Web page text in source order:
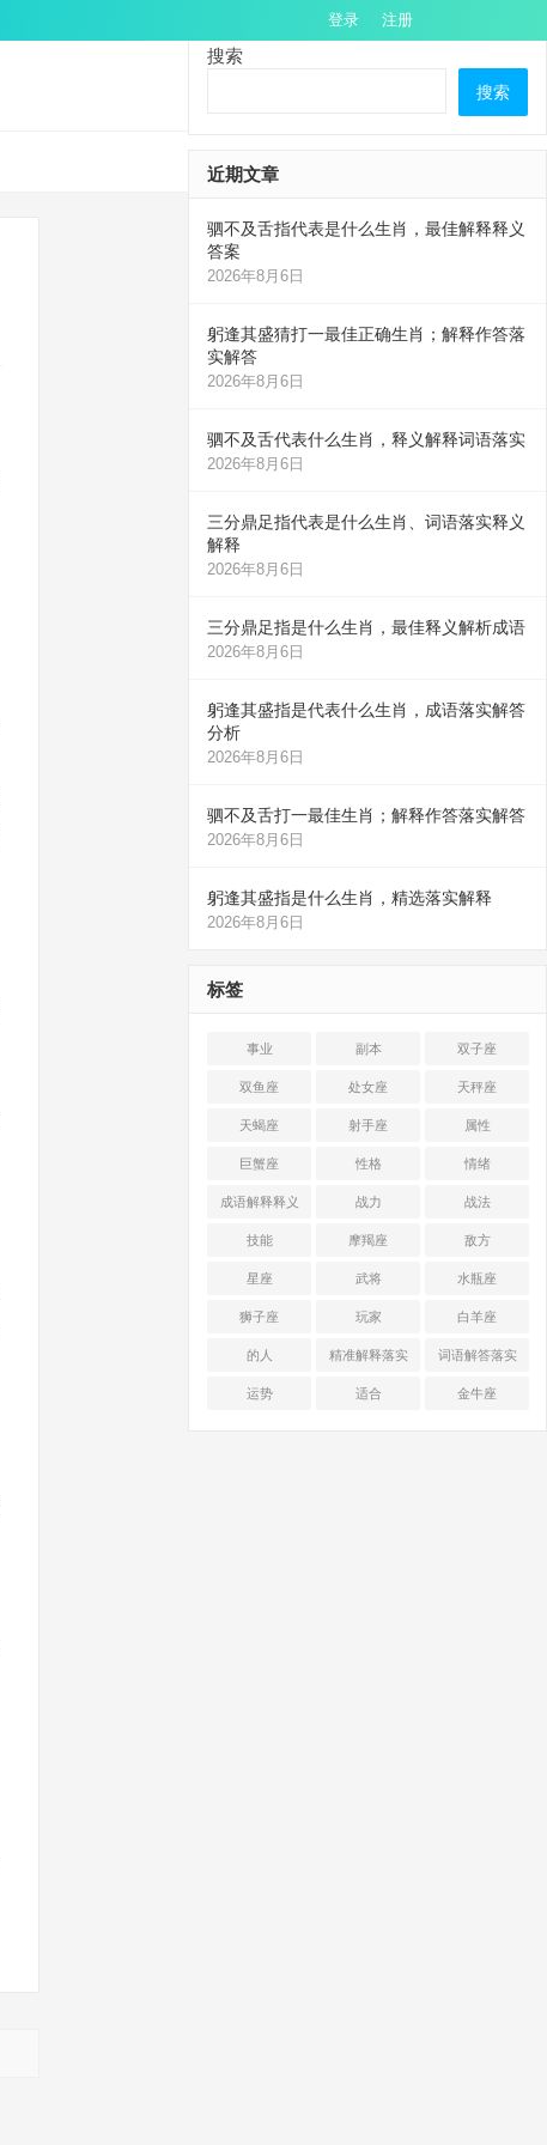
登录 注册
搜索
搜索
近期文章
驷不及舌指代表是什么生肖，最佳解释释义
答案
2026年8月6日
躬逢其盛猜打一最佳正确生肖；解释作答落
实解答
2026年8月6日
驷不及舌代表什么生肖，释义解释词语落实
2026年8月6日
三分鼎足指代表是什么生肖、词语落实释义
解释
2026年8月6日
三分鼎足指是什么生肖，最佳释义解析成语
2026年8月6日
躬逢其盛指是代表什么生肖，成语落实解答
分析
2026年8月6日
驷不及舌打一最佳生肖；解释作答落实解答
2026年8月6日
躬逢其盛指是什么生肖，精选落实解释
2026年8月6日
标签
事业 副本 双子座
双鱼座 处女座 天秤座
天蝎座 射手座 属性
巨蟹座 性格 情绪
成语解释释义 战力 战法
技能 摩羯座 敌方
星座 武将 水瓶座
狮子座 玩家 白羊座
的人 精准解释落实 词语解答落实
运势 适合 金牛座